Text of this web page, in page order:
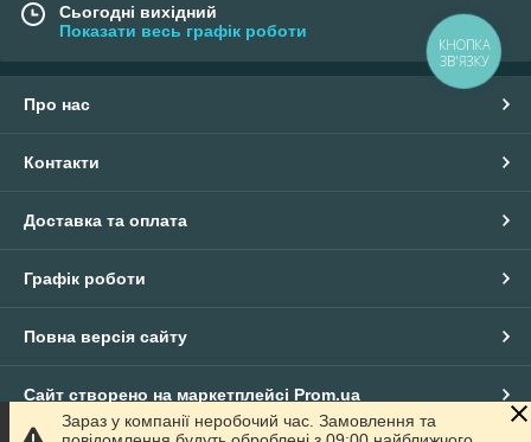
Сьогодні вихідний
Показати весь графік роботи
Про нас
Контакти
Доставка та оплата
Графік роботи
Повна версія сайту
Сайт створено на маркетплейсі Prom.ua
Зараз у компанії неробочий час. Замовлення та
КНОПКА
ЗВ'ЯЗКУ